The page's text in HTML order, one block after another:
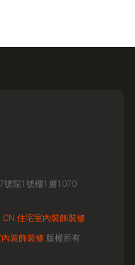
號院1號樓1層1070
住宅室內裝飾裝修
裝飾裝修 版權所有